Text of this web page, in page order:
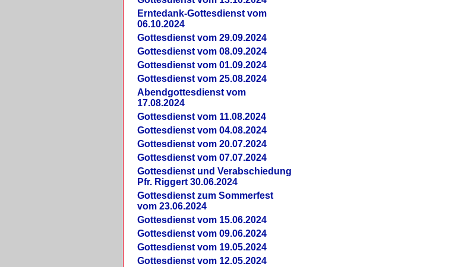
Erntedank-Gottesdienst vom
06.10.2024
Gottesdienst vom 29.09.2024
Gottesdienst vom 08.09.2024
Gottesdienst vom 01.09.2024
Gottesdienst vom 25.08.2024
Abendgottesdienst vom
17.08.2024
Gottesdienst vom 11.08.2024
Gottesdienst vom 04.08.2024
Gottesdienst vom 20.07.2024
Gottesdienst vom 07.07.2024
Gottesdienst und Verabschiedung
Pfr. Riggert 30.06.2024
Gottesdienst zum Sommerfest
vom 23.06.2024
Gottesdienst vom 15.06.2024
Gottesdienst vom 09.06.2024
Gottesdienst vom 19.05.2024
Gottesdienst vom 12.05.2024